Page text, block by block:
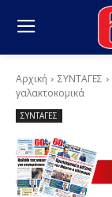
Αρχική ΣΥΝΤΑΓΕΣ
γαλακτοκομικά
ΣΥΝΤΑΓΕΣ